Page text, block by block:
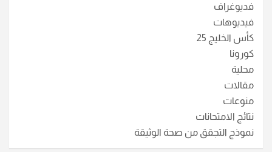
فديوغراف
فيديوهات
كأس الخليج 25
كورونا
محلية
مقالات
منوعات
نتائج الامتحانات
نموذج التجقق من صحة الوثيقة